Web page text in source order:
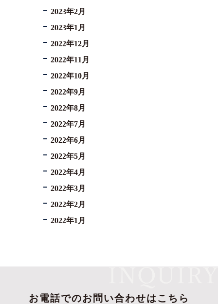
2023年2月
2023年1月
2022年12月
2022年11月
2022年10月
2022年9月
2022年8月
2022年7月
2022年6月
2022年5月
2022年4月
2022年3月
2022年2月
2022年1月
お電話でのお問い合わせはこちら